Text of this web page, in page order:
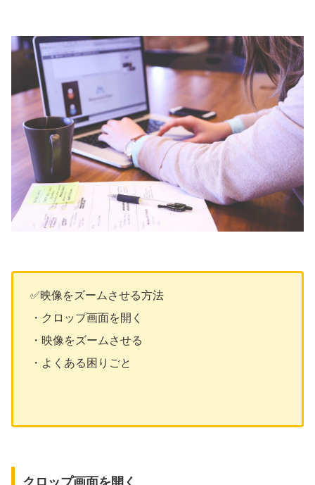
✅映像をズームさせる方法
・クロップ画面を開く
・映像をズームさせる
・よくある困りごと
クロップ画面を開く